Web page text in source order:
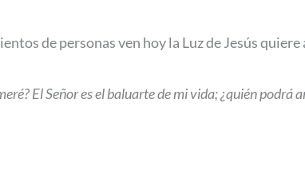
de personas ven hoy la Luz de Jesús
El Señor es el baluarte de mi vida; ¿quién podrá